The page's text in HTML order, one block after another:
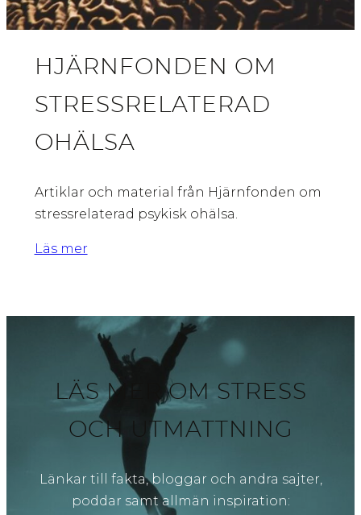
HJÄRNFONDEN OM
STRESSRELATERAD
OHÄLSA
Artiklar och material från Hjärnfonden om
stressrelaterad psykisk ohälsa.
Läs mer
LÄS MER OM STRESS
OCH UTMATTNING
Länkar till fakta, bloggar och andra sajter,
poddar samt allmän inspiration: